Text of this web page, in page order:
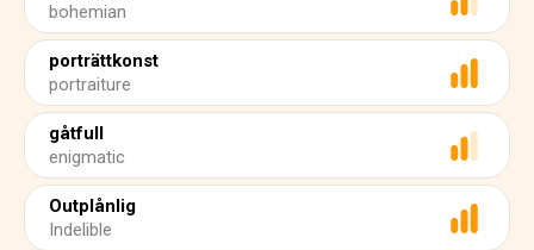
bohemian
porträttkonst
portraiture
gåtfull
enigmatic
Outplånlig
Indelible